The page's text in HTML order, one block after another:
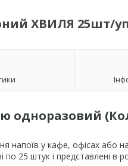
ХВИЛЯ 25шт/уп
напоїв у кафе, офісах або на
25 штук і представлені в